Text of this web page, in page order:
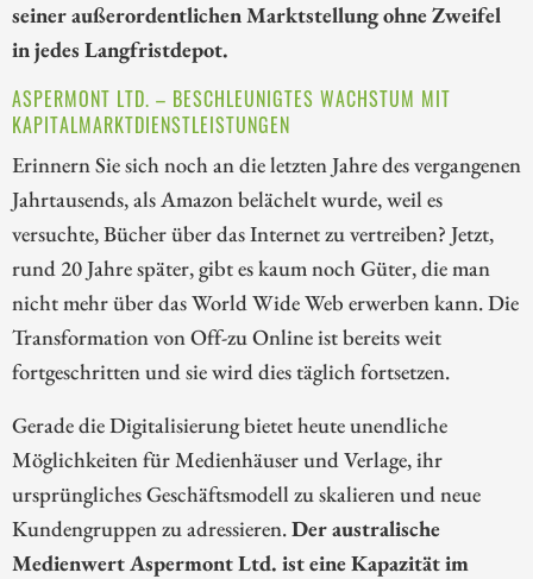
seiner außerordentlichen Marktstellung ohne Zweifel
in jedes Langfristdepot.
ASPERMONT LTD. – BESCHLEUNIGTES WACHSTUM MIT
KAPITALMARKTDIENSTLEISTUNGEN
Erinnern Sie sich noch an die letzten Jahre des vergangenen
Jahrtausends, als Amazon belächelt wurde, weil es
versuchte, Bücher über das Internet zu vertreiben? Jetzt,
rund 20 Jahre später, gibt es kaum noch Güter, die man
nicht mehr über das World Wide Web erwerben kann. Die
Transformation von Off-zu Online ist bereits weit
fortgeschritten und sie wird dies täglich fortsetzen.
Gerade die Digitalisierung bietet heute unendliche
Möglichkeiten für Medienhäuser und Verlage, ihr
ursprüngliches Geschäftsmodell zu skalieren und neue
Kundengruppen zu adressieren.Der australische
Medienwert Aspermont Ltd. ist eine Kapazität im